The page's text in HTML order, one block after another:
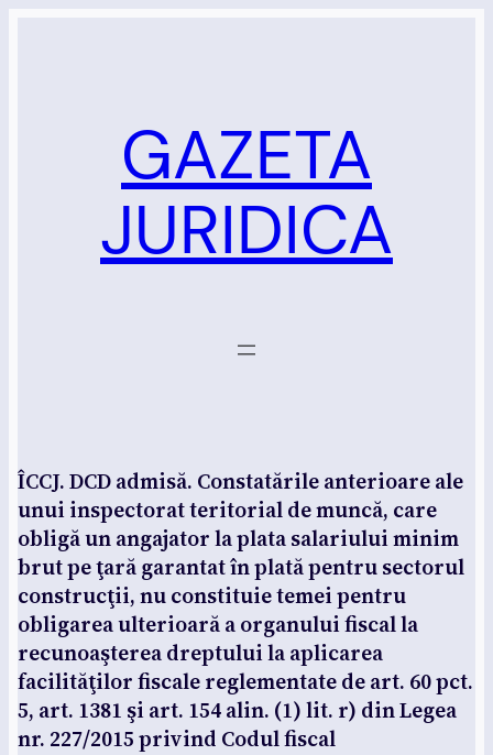
GAZETA
JURIDICA
ÎCCJ. DCD admisă. Constatările anterioare ale
unui inspectorat teritorial de muncă, care
obligă un angajator la plata salariului minim
brut pe ţară garantat în plată pentru sectorul
construcţii, nu constituie temei pentru
obligarea ulterioară a organului fiscal la
recunoaşterea dreptului la aplicarea
facilităţilor fiscale reglementate de art. 60 pct.
5, art. 1381 şi art. 154 alin. (1) lit. r) din Legea
nr. 227/2015 privind Codul fiscal